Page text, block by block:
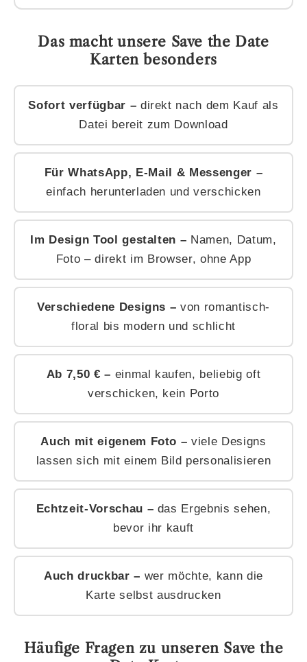
Das macht unsere Save the Date
Karten besonders
Sofort verfügbar – direkt nach dem Kauf als
Datei bereit zum Download
Für WhatsApp, E-Mail & Messenger –
einfach herunterladen und verschicken
Im Design Tool gestalten – Namen, Datum,
Foto – direkt im Browser, ohne App
Verschiedene Designs – von romantisch-
floral bis modern und schlicht
Ab 7,50 € – einmal kaufen, beliebig oft
verschicken, kein Porto
Auch mit eigenem Foto – viele Designs
lassen sich mit einem Bild personalisieren
Echtzeit-Vorschau – das Ergebnis sehen,
bevor ihr kauft
Auch druckbar – wer möchte, kann die
Karte selbst ausdrucken
Häufige Fragen zu unseren Save the